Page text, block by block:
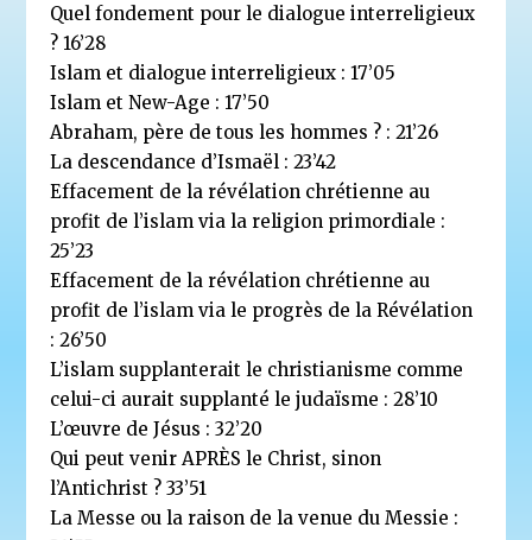
Quel fondement pour le dialogue interreligieux
? 16’28
Islam et dialogue interreligieux : 17’05
Islam et New-Age : 17’50
Abraham, père de tous les hommes ? : 21’26
La descendance d’Ismaël : 23’42
Effacement de la révélation chrétienne au
profit de l’islam via la religion primordiale :
25’23
Effacement de la révélation chrétienne au
profit de l’islam via le progrès de la Révélation
: 26’50
L’islam supplanterait le christianisme comme
celui-ci aurait supplanté le judaïsme : 28’10
L’œuvre de Jésus : 32’20
Qui peut venir APRÈS le Christ, sinon
l’Antichrist ? 33’51
La Messe ou la raison de la venue du Messie :